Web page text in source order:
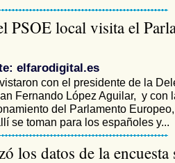
PSOE local visita el
elfarodigital.es
con el presidente de la
Fernando López Aguilar, y con
del Parlamento
se toman para los españoles y...
los datos de la encuesta